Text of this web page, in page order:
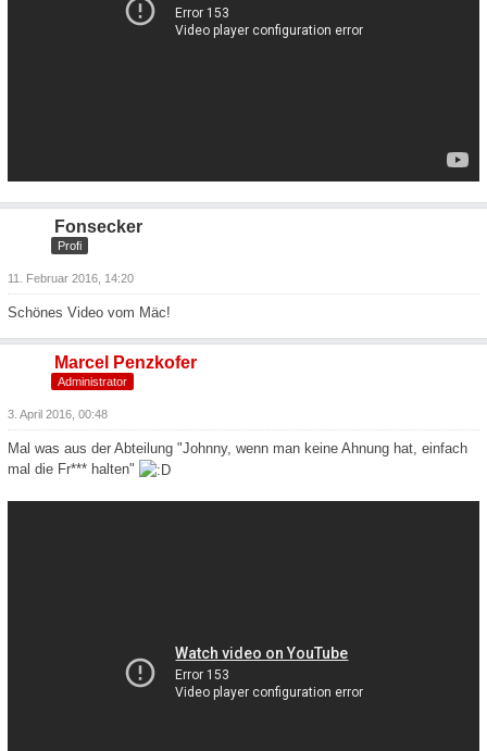
Fonsecker
Profi
11. Februar 2016, 14:20
Schönes Video vom Mäc!
Marcel Penzkofer
Administrator
3. April 2016, 00:48
Mal was aus der Abteilung "Johnny, wenn man keine Ahnung hat, einfach
mal die Fr*** halten"